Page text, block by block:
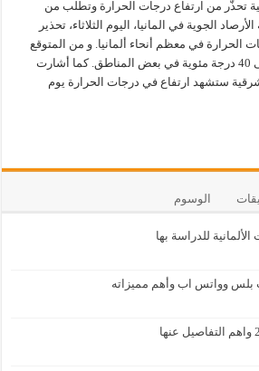
تحذّر من ارتفاع درجات الحرارة وتطلب من
الجوية في المانيا، اليوم الثلاثاء، تحذير
الحرارة في معظم أنحاء ألمانيا. و من المتوقع
أن تصل درجات الحرارة إلى 40 درجة مئوية في بعض المناطق. كما أشارت
ستشهد ارتفاع في درجات الحرارة يوم
الوسوم
للدراسة بها
بلس وواتس اب وأهم مميزاته